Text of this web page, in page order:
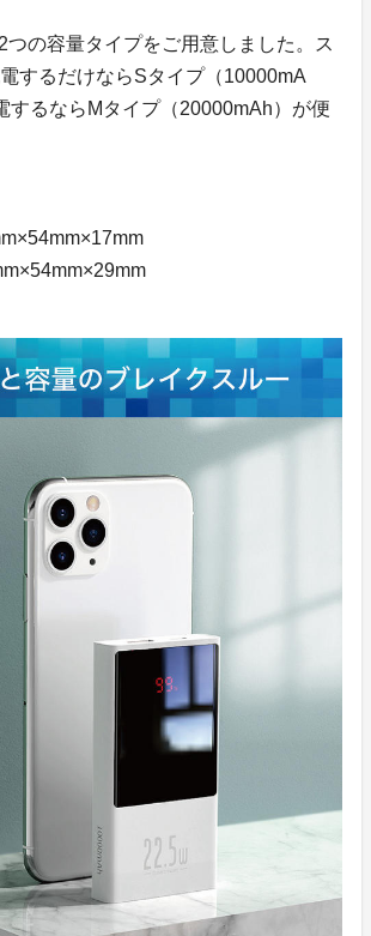
つの容量タイプをご用意しました。ス
するだけならSタイプ（10000mA
するならMタイプ（20000mAh）が便